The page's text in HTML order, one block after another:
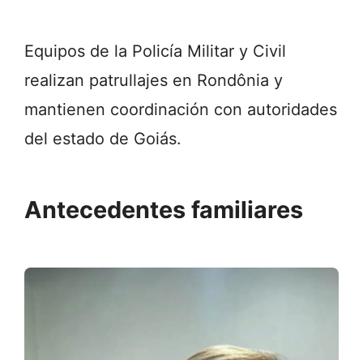
Equipos de la Policía Militar y Civil
realizan patrullajes en Rondônia y
mantienen coordinación con autoridades
del estado de Goiás.
Antecedentes familiares